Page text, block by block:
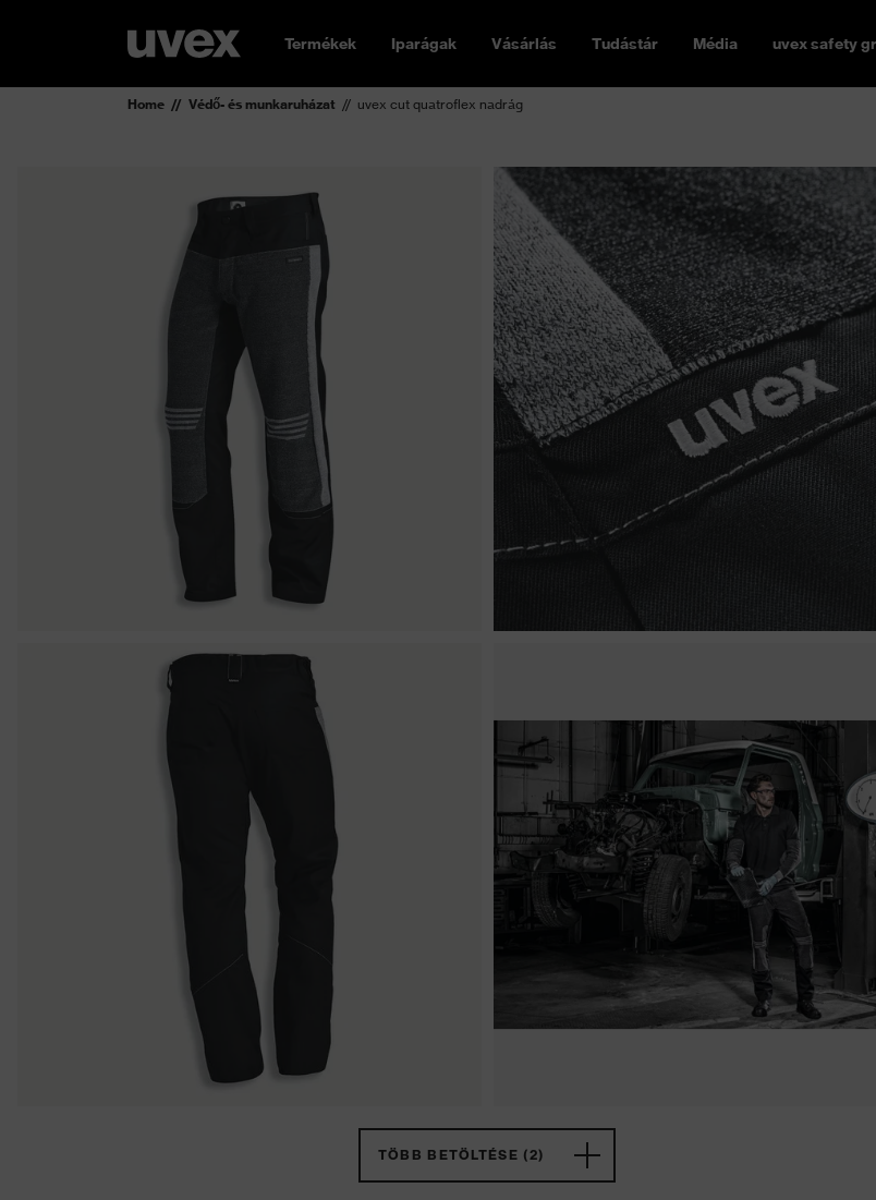
Termékek Iparágak Vásárlás Tudástár Média uvex safety
Home Védő- és munkaruházat uvex cut quatroflex nadrág
TÖBB BETÖLTÉSE (2)